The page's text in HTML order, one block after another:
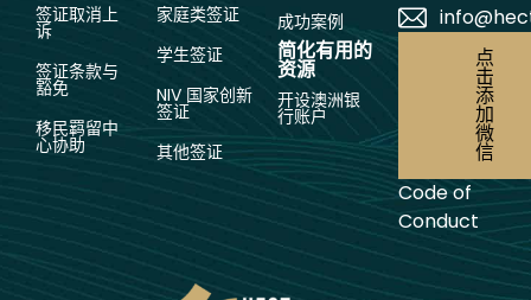
签证取消上
诉
签证条款与
豁免
移民羁留中
心协助
家庭类签证
学生签证
NIV 国家创新
签证
其他签证
成功案例
简化有用的
资源
开设澳洲银
行账户
点
击
添
加
微
信
Code of
Conduct